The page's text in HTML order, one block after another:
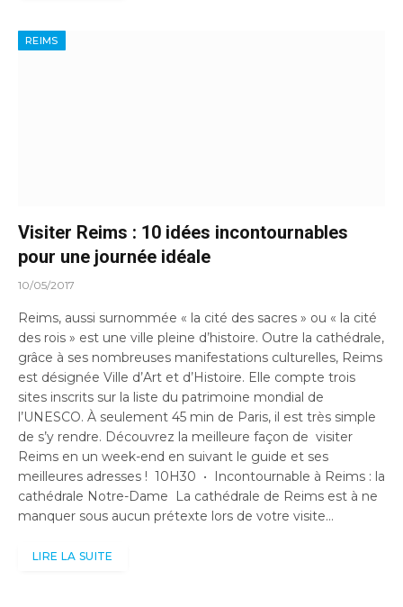
REIMS
Visiter Reims : 10 idées incontournables
pour une journée idéale
10/05/2017
Reims, aussi surnommée « la cité des sacres » ou « la cité
des rois » est une ville pleine d’histoire. Outre la cathédrale,
grâce à ses nombreuses manifestations culturelles, Reims
est désignée Ville d’Art et d’Histoire. Elle compte trois
sites inscrits sur la liste du patrimoine mondial de
l’UNESCO. À seulement 45 min de Paris, il est très simple
de s’y rendre. Découvrez la meilleure façon de visiter
Reims en un week-end en suivant le guide et ses
meilleures adresses ! 10H30 • Incontournable à Reims : la
cathédrale Notre-Dame La cathédrale de Reims est à ne
manquer sous aucun prétexte lors de votre visite…
LIRE LA SUITE